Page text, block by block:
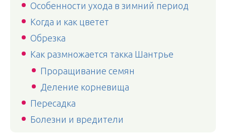
Особенности ухода в зимний период
Когда и как цветет
Обрезка
Как размножается такка Шантрье
Проращивание семян
Деление корневища
Пересадка
Болезни и вредители